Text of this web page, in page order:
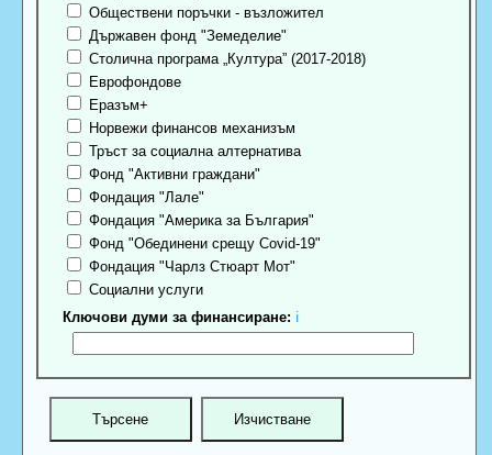
Обществени поръчки - възложител
Държавен фонд "Земеделие"
Столична програма „Култура” (2017-2018)
Еврофондове
Еразъм+
Норвежи финансов механизъм
Тръст за социална алтернатива
Фонд "Активни граждани"
Фондация "Лале"
Фондация "Америка за България"
Фонд "Обединени срещу Covid-19"
Фондация "Чарлз Стюарт Мот"
Социални услуги
Ключови думи за финансиране: ℹ